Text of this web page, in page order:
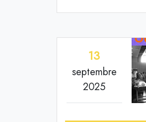
13
septembre
2025